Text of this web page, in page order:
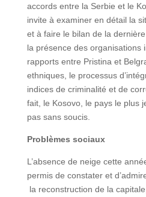
accords entre la Serbie et le
invite à examiner en détail la
et à faire le bilan de la
la présence des organisations
rapports entre Pristina et
ethniques, le processus
indices de criminalité et de
fait, le Kosovo, le pays le plus
pas sans soucis.
Problèmes sociaux
L’absence de neige cette
permis de constater et
la reconstruction de la